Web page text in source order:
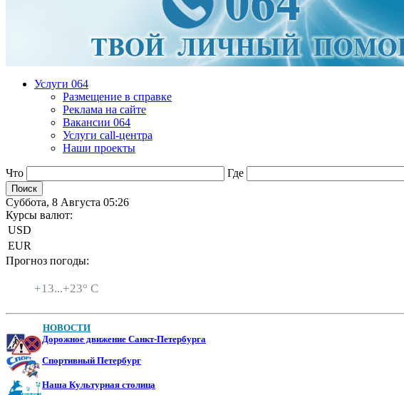
Услуги 064
Размещение в справке
Реклама на сайте
Вакансии 064
Услуги call-центра
Наши проекты
Что Где
Суббота, 8 Августа 05:26
Курсы валют:
USD
EUR
Прогноз погоды:
+13...+23° C
НОВОСТИ
Дорожное движение Санкт-Петербурга
Спортивный Петербург
Наша Культурная столица